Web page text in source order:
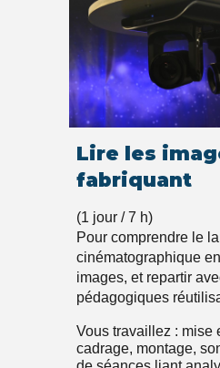
Lire les
fabriquant
(1 jour / 7 h)
Pour comprendre le
cinématographique
images, et repartir
pédagogiques
Vous travaillez : mise
cadrage, montage,